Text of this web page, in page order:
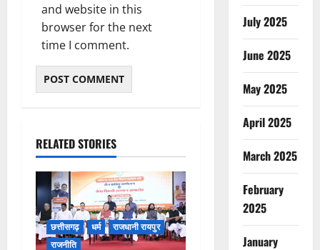
and website in this
browser for the next
time I comment.
RELATED STORIES
छत्तीसगढ़ धर्म
राजधानी रायपुर
राजनीति
July 2025
June 2025
May 2025
April 2025
March 2025
February
2025
January